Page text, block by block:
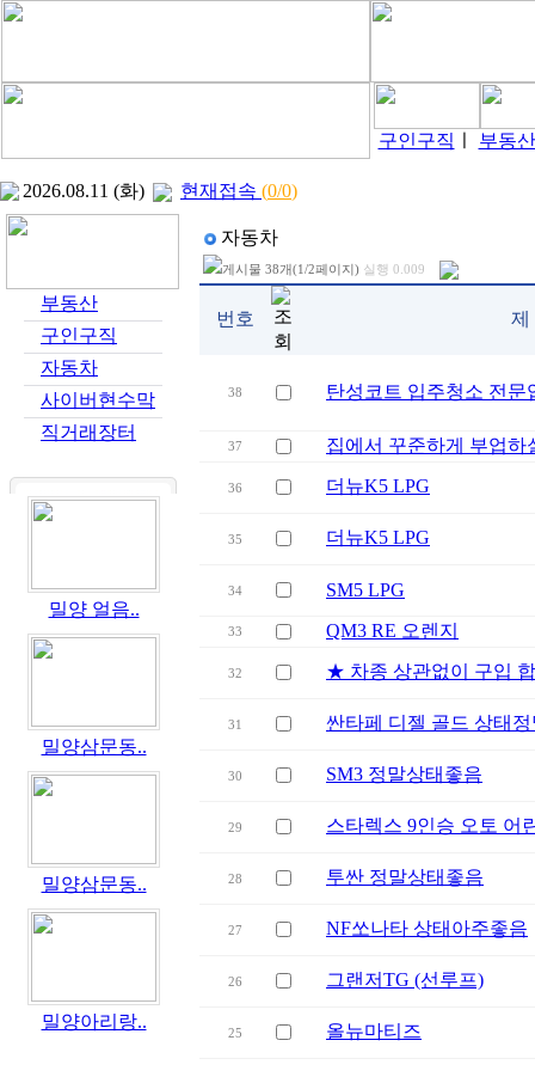
구인구직 부동산
2026.08.11 (화) 현재접속 (0/0)
부동산
구인구직
자동차
사이버현수막
직거래장터
밀양 얼음..
밀양삼문동..
밀양삼문동..
밀양아리랑..
자동차
게시물 38개(1/2페이지) 실행 0.009
번호 제
38 탄성코트 입주청소 전문
37 집에서 꾸준하게 부업하
36 더뉴K5 LPG
35 더뉴K5 LPG
34 SM5 LPG
33 QM3 RE 오렌지
32 ★ 차종 상관없이 구입
31 싼타페 디젤 골드 상태
30 SM3 정말상태좋음
29 스타렉스 9인승 오토 어
28 투싼 정말상태좋음
27 NF쏘나타 상태아주좋음
26 그랜저TG (선루프)
25 올뉴마티즈